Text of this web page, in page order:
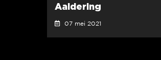
Aaldering
07 mei 2021